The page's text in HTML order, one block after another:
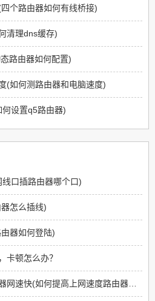
个路由器如何有线桥接)
清理dns缓存)
路由器如何配置)
(如何测路由器和电脑速度)
设置q5路由器)
口插路由器哪个口)
怎么插线)
器如何登陆)
卡顿怎么办？